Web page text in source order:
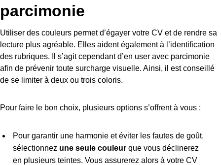
parcimonie
Utiliser des couleurs permet d’égayer votre CV et de rendre sa
lecture plus agréable. Elles aident également à l’identification
des rubriques. Il s’agit cependant d’en user avec parcimonie
afin de prévenir toute surcharge visuelle. Ainsi, il est conseillé
de se limiter à deux ou trois coloris.
Pour faire le bon choix, plusieurs options s’offrent à vous :
Pour garantir une harmonie et éviter les fautes de goût,
sélectionnez une seule couleurque vous déclinerez
en plusieurs teintes. Vous assurerez alors à votre CV